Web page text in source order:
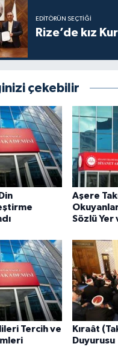
EDITÖRÜN SEÇTIĞI
Rize’de kız
çekebilir
Aşere
Okuyanlar
Sözlü Yer
Tercih ve
Kıraât
Duyurusu